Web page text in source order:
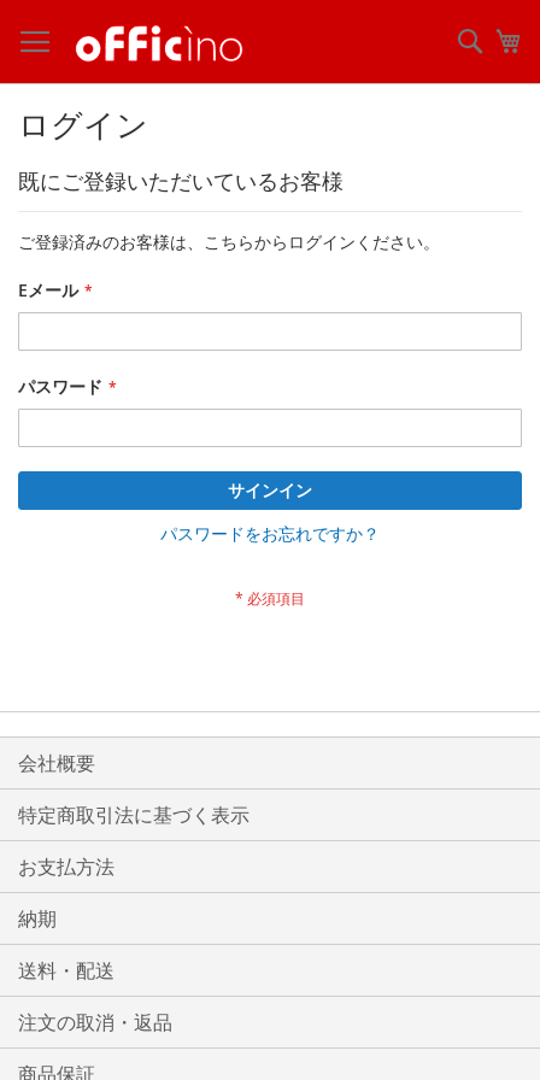
ン
テ
ン
に
キ
検
索
ログイン
既にご登録いただいているお客様
ご登録済みのお客様は、こちらからログインください。
Eメール
パスワード
サインイン
パスワードをお忘れですか？
会社概要
特定商取引法に基づく表示
お支払方法
納期
送料・配送
注文の取消・返品
商品保証